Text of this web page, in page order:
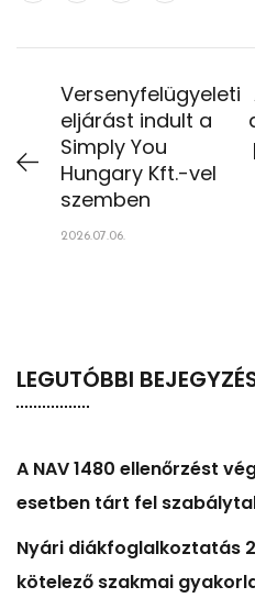
Versenyfelügyeleti
eljárást indult a
Simply You
Hungary Kft.-vel
szemben
2026.07.06.
LEGUTÓBBI
A NAV 1480 ellenőrzést
esetben tárt fel
Nyári diákfoglalkoztatás
kötelező szakmai